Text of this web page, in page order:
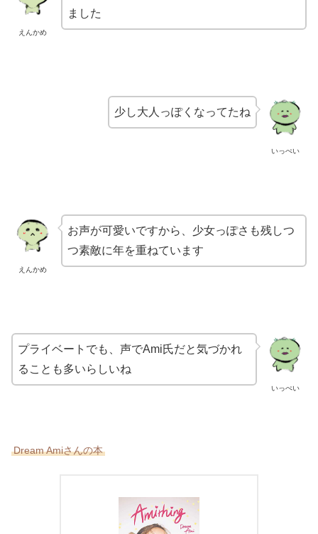
えんかめ
ました
いっぺい
少し大人っぽくなってたね
えんかめ
お声が可愛いですから、 少女っぽさも残しつ
つ素敵に年を重ねています
いっぺい
プライベートでも、声でAmi氏だと気づかれ
ることも多いらしいね
Dream Amiさんの本